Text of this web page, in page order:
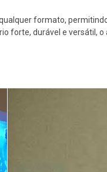
formato,
forte, durável e versátil, o